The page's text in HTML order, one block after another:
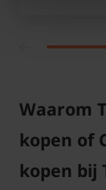
Deze
meter. De
groeien. Een
Waarom
kopen of
kopen bij